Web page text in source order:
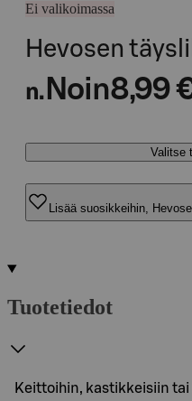
Ei valikoimassa
Hevosen
n. Noin8,99
Valitse
Lisää suosikkeihin,
Tuotetiedot
Keittoihin, kastikkeisiin